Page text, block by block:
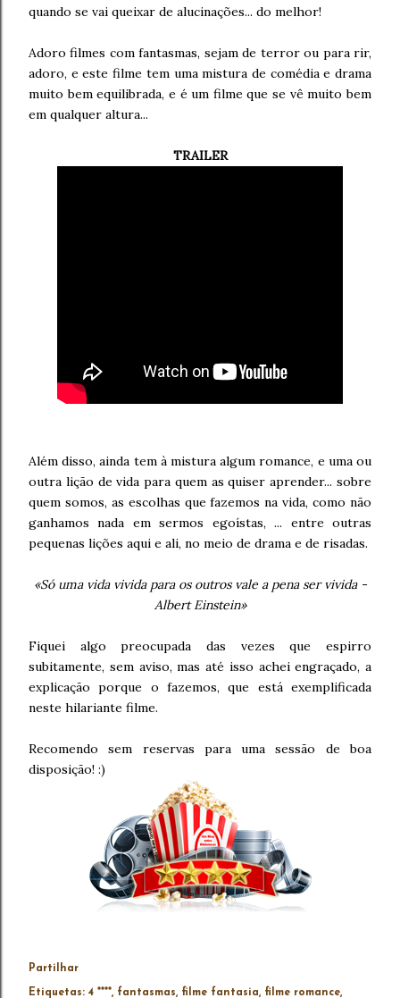
quando se vai queixar de alucinações... do melhor!
Adoro filmes com fantasmas, sejam de terror ou para rir,
adoro, e este filme tem uma mistura de comédia e drama
muito bem equilibrada, e é um filme que se vê muito bem
em qualquer altura...
TRAILER
Além disso, ainda tem à mistura algum romance, e uma ou
outra lição de vida para quem as quiser aprender... sobre
quem somos, as escolhas que fazemos na vida, como não
ganhamos nada em sermos egoístas, ... entre outras
pequenas lições aqui e ali, no meio de drama e de risadas.
«Só uma vida vivida para os outros vale a pena ser vivida -
Albert Einstein»
Fiquei algo preocupada das vezes que espirro
subitamente, sem aviso, mas até isso achei engraçado, a
explicação porque o fazemos, que está exemplificada
neste hilariante filme.
Recomendo sem reservas para uma sessão de boa
disposição! :)
Partilhar
Etiquetas: 4 **** fantasmas filme fantasia filme romance